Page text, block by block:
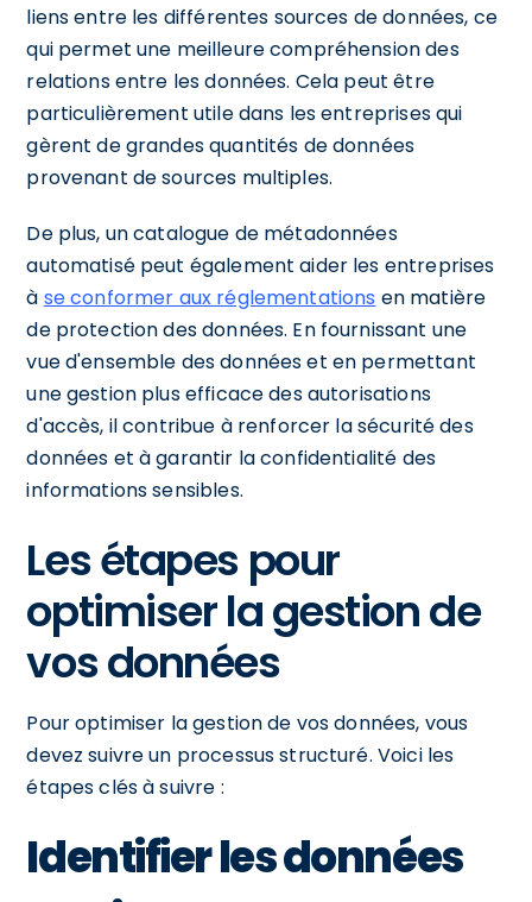
liens entre les différentes sources de données, ce
qui permet une meilleure compréhension des
relations entre les données. Cela peut être
particulièrement utile dans les entreprises qui
gèrent de grandes quantités de données
provenant de sources multiples.
De plus, un catalogue de métadonnées
automatisé peut également aider les entreprises
à se conformer aux réglementations en matière
de protection des données. En fournissant une
vue d'ensemble des données et en permettant
une gestion plus efficace des autorisations
d'accès, il contribue à renforcer la sécurité des
données et à garantir la confidentialité des
informations sensibles.
Les étapes pour
optimiser la gestion de
vos données
Pour optimiser la gestion de vos données, vous
devez suivre un processus structuré. Voici les
étapes clés à suivre :
Identifier les données